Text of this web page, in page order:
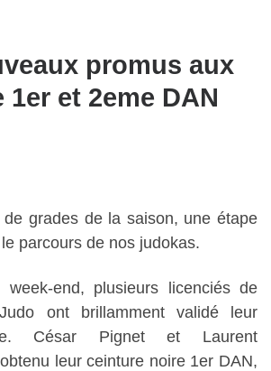
promus aux
1er et 2eme DAN
grades de la saison, une étape
parcours de nos judokas.
end, plusieurs licenciés de
ont brillamment validé leur
César Pignet et Laurent
leur ceinture noire 1er DAN,